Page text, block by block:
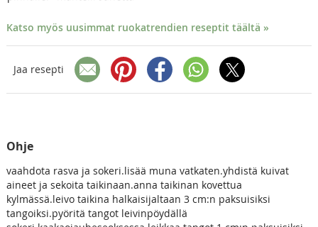
Katso myös uusimmat ruokatrendien reseptit täältä »
Jaa resepti
Ohje
vaahdota rasva ja sokeri.lisää muna vatkaten.yhdistä kuivat
aineet ja sekoita taikinaan.anna taikinan kovettua
kylmässä.leivo taikina halkaisijaltaan 3 cm:n paksuisiksi
tangoiksi.pyöritä tangot leivinpöydällä